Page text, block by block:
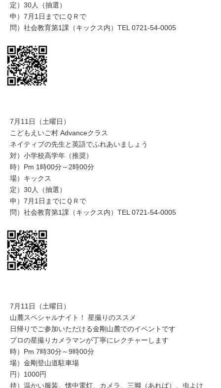
定）30人（抽選）
申）7月1日までにＱＲで
問）社会教育第1課（キックス内）TEL 0721-54-0005
7月11日（土曜日）
こどもえいご村 Advanceクラス
ネイティブの先生と英語でふれあいましょう
対）小学校高学年（推奨）
時）Pm 1時00分～2時00分
場）キックス
定）30人（抽選）
申）7月1日までにＱＲで
問）社会教育第1課（キックス内）TEL 0721-54-0005
7月11日（土曜日）
山麓スペシャルナイト！ 星撮りのススメ
日帰りでご参加いただける金剛山麓でのイベントです
プロの星撮りカメラマンが丁寧にレクチャーします
時）Pm 7時30分～9時00分
場）金剛登山道駐車場
円）1000円
持）温かい服装、懐中電灯、カメラ、三脚（あれば）、虫よけ